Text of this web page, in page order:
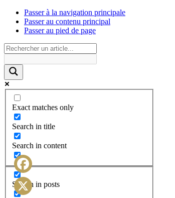
Passer à la navigation principale
Passer au contenu principal
Passer au pied de page
Exact matches only
Search in title
Search in content
Search in posts
Facebook